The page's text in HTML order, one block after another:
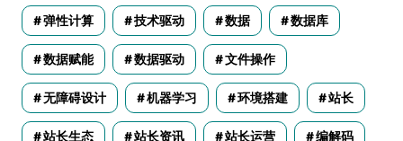
弹性计算 技术驱动 数据 数据库
数据赋能 数据驱动 文件操作
无障碍设计 机器学习 环境搭建 站长
站长生态 站长资讯 站长运营 编解码